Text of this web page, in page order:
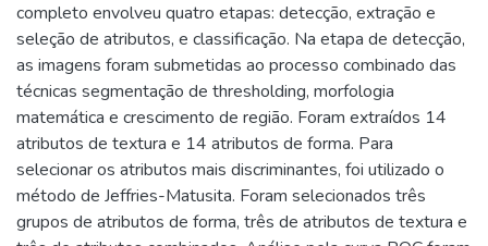
completo envolveu quatro etapas: detecção, extração e
seleção de atributos, e classificação. Na etapa de detecção,
as imagens foram submetidas ao processo combinado das
técnicas segmentação de thresholding, morfologia
matemática e crescimento de região. Foram extraídos 14
atributos de textura e 14 atributos de forma. Para
selecionar os atributos mais discriminantes, foi utilizado o
método de Jeffries-Matusita. Foram selecionados três
grupos de atributos de forma, três de atributos de textura e